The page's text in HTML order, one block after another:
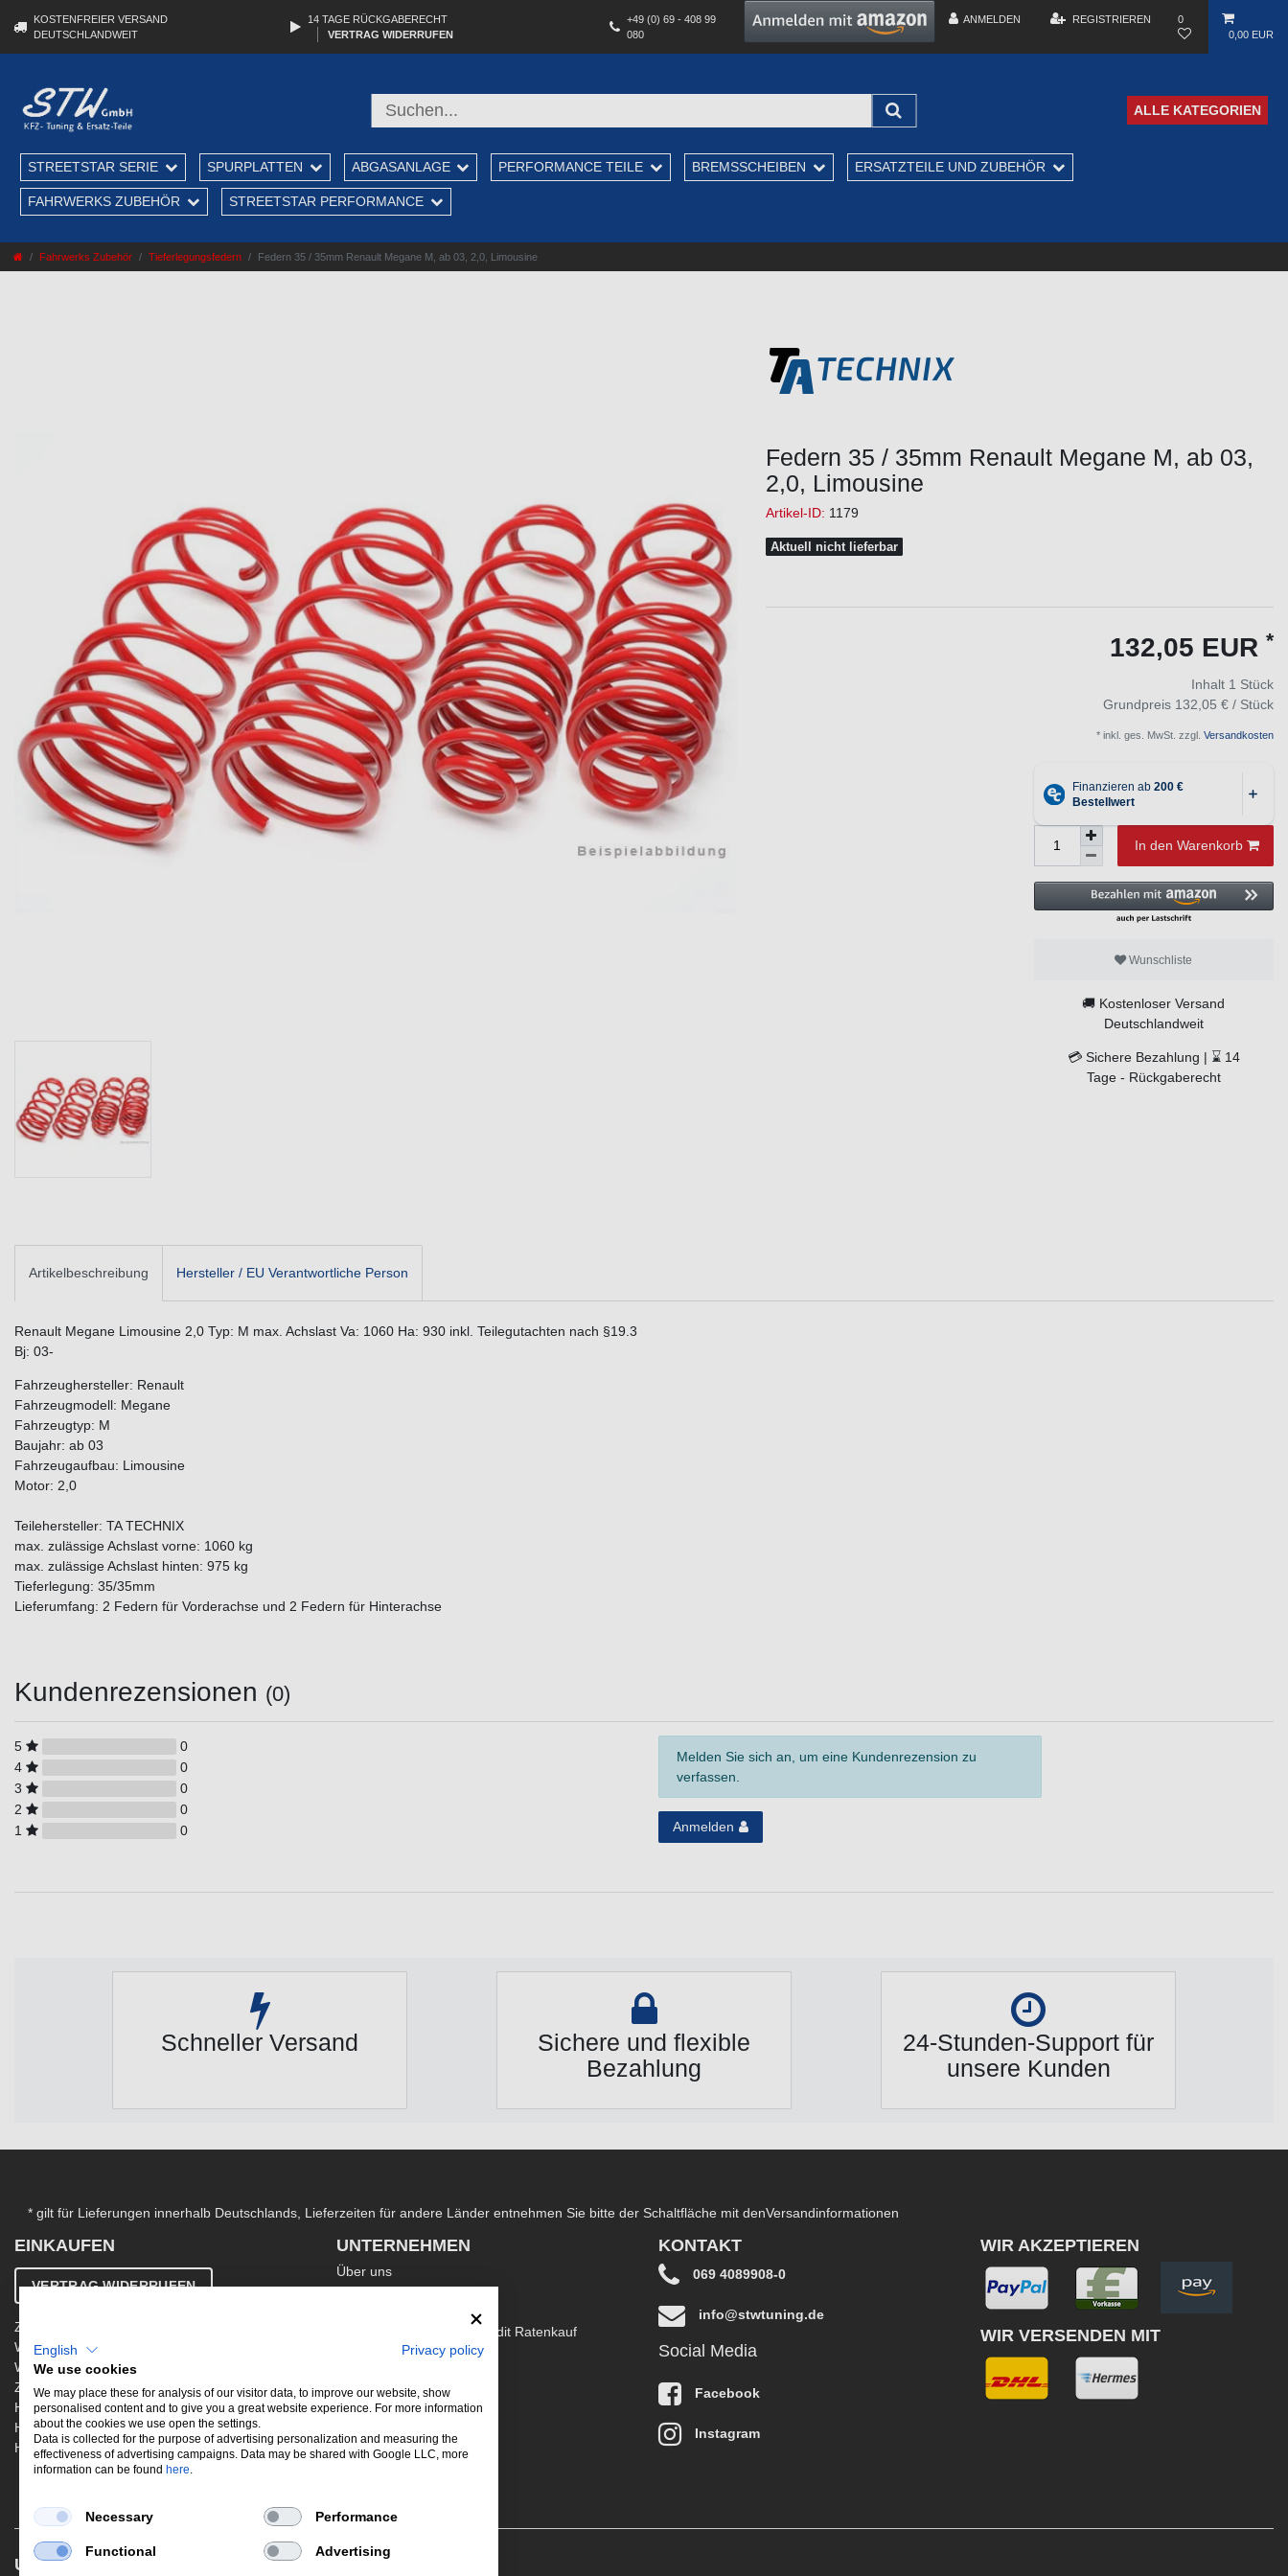
KOSTENFREIER VERSAND
DEUTSCHLANDWEIT
14 TAGE RÜCKGABERECHT
VERTRAG WIDERRUFEN
+49 (0) 69 - 408 99
080
ANMELDEN REGISTRIEREN
0
0,00 EUR
ALLE KATEGORIEN
STREETSTAR SERIE SPURPLATTEN ABGASANLAGE PERFORMANCE TEILE BREMSSCHEIBEN ERSATZTEILE UND ZUBEHÖR
FAHRWERKS ZUBEHÖR STREETSTAR PERFORMANCE
Fahrwerks Zubehör Tieferlegungsfedern Federn 35 / 35mm Renault Megane M, ab 03, 2,0, Limousine
Federn 35 / 35mm Renault Megane M, ab 03,
2,0, Limousine
Artikel-ID: 1179
Aktuell nicht lieferbar
132,05 EUR *
Inhalt 1 Stück
Grundpreis 132,05 € / Stück
* inkl. ges. MwSt. zzgl. Versandkosten
In den Warenkorb
Wunschliste
🚚 Kostenloser Versand
Deutschlandweit
💳 Sichere Bezahlung | ⌛ 14
Tage - Rückgaberecht
Artikelbeschreibung Hersteller / EU Verantwortliche Person
Renault Megane Limousine 2,0 Typ: M max. Achslast Va: 1060 Ha: 930 inkl. Teilegutachten nach §19.3
Bj: 03-
Fahrzeughersteller: Renault
Fahrzeugmodell: Megane
Fahrzeugtyp: M
Baujahr: ab 03
Fahrzeugaufbau: Limousine
Motor: 2,0
Teilehersteller: TA TECHNIX
max. zulässige Achslast vorne: 1060 kg
max. zulässige Achslast hinten: 975 kg
Tieferlegung: 35/35mm
Lieferumfang: 2 Federn für Vorderachse und 2 Federn für Hinterachse
Kundenrezensionen (0)
5
0
4
0
3
0
2
0
1
0
Melden Sie sich an, um eine Kundenrezension zu
verfassen.
Anmelden
Schneller Versand
Sichere und flexible
Bezahlung
24-Stunden-Support für
unsere Kunden
* gilt für Lieferungen innerhalb Deutschlands, Lieferzeiten für andere Länder entnehmen Sie bitte der Schaltfläche mit denVersandinformationen
EINKAUFEN
VERTRAG WIDERRUFEN
Zahlung & Versand
Widerrufsbelehrung
Warenkorb
Zur Kasse
Hinweis zur Altölentsorgung
Hinweis zur Batterieentsorgung
Händler werden
UNTERNEHMEN
Über uns
Kontakt
Ergänzende AGB EasyCredit Ratenkauf
Datenschutzerklärung
Jobs
Newsletter
KONTAKT
069 4089908-0
info@stwtuning.de
Social Media
Facebook
Instagram
WIR AKZEPTIEREN
WIR VERSENDEN MIT
UNSERE BELIEBTESTEN PRODUKTE
English
Privacy policy
We use cookies
We may place these for analysis of our visitor data, to improve our website, show
personalised content and to give you a great website experience. For more information
about the cookies we use open the settings.
Data is collected for the purpose of advertising personalization and measuring the
effectiveness of advertising campaigns. Data may be shared with Google LLC, more
information can be found here.
Necessary Performance
Functional Advertising